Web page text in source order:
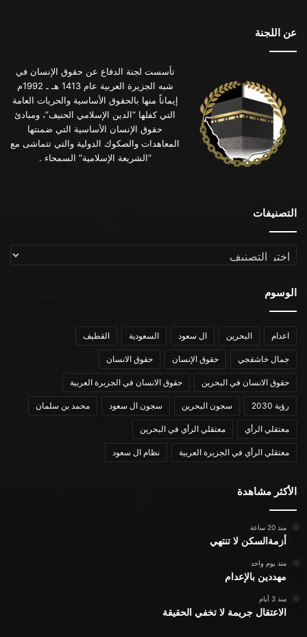
عن اللجنة
تأسست لجنة الدفاع عن حقوق الإنسان في
شبه الجزيرة العربية عام 1413 هـ ـ 1992م
إيماناً منها بالحقوق الأساسية والحريات العامة
التي كفلها “الدين الإسلامي الحنيف”، ومبادئ
حقوق الإنسان الأساسية التي ضمنتها
المعاهدات والصكوك الدولية والتي تتماشى مع
“الشريعة الإسلامية” السمحاء .
التصنيفات
التصنيفات
الوسوم
اعدام البحرين ال سعود السعودية القطيف
جمال خاشقجي حقوق الإنسان حقوق الانسان
حقوق الانسان في البحرين حقوق الانسان في الجزيرة العربية
رؤية 2030 سجون البحرين سجون ال سعود محمد بن سلمان
معتقلي الرأي معتقلي الرأي في البحرين
معتقلي الرأي في الجزيرة العربية نظام ال سعود
الأكثر مشاهدة
منذ 20 ساعة
أزمةالسكن لا تنتهي
منذ يوم واحد
مهددين بالإعدام
منذ 3 أيام
الاعتقال جريمة لا تخفي الحقيقة